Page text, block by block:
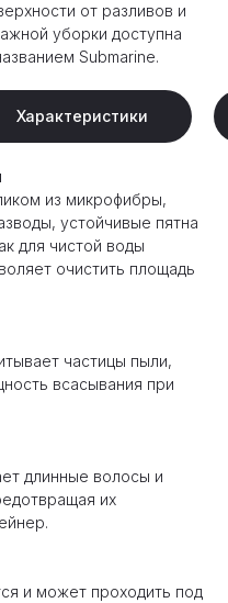
от разливов и
уборки доступна
Submarine.
Характеристики
из микрофибры,
устойчивые пятна
для чистой воды
очистить площадь
частицы пыли,
всасывания при
длинные волосы и
их
и может проходить под